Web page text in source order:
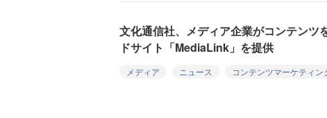
文化通信社、メディア企業がコンテンツ
ドサイト「MediaLink」を提供
メディア ニュース
コンテンツマーケティン